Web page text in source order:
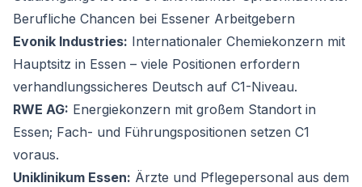
Berufliche Chancen bei Essener Arbeitgebern
Evonik Industries: Internationaler Chemiekonzern mit
Hauptsitz in Essen – viele Positionen erfordern
verhandlungssicheres Deutsch auf C1-Niveau.
RWE AG: Energiekonzern mit großem Standort in
Essen; Fach- und Führungspositionen setzen C1
voraus.
Uniklinikum Essen: Ärzte und Pflegepersonal aus dem